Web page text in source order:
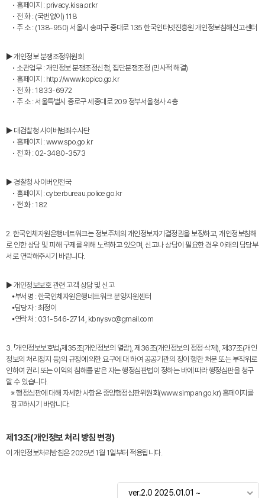
• 홈페이지 : privacy.kisa.or.kr
• 전 화 : (국번없이) 118
• 주 소 : (138-950) 서울시 송파구 중대로 135 한국인터넷진흥원 개인정보침해신고센터
▶ 개인정보 분쟁조정위원회
• 소관업무 : 개인정보 분쟁조정신청, 집단분쟁조정 (민사적 해결)
• 홈페이지 : http://www.kopico.go.kr
• 전 화 : 1833-6972
• 주 소 : 서울특별시 종로구 세종대로 209 정부서울청사 4층
▶ 대검찰청 사이버범죄수사단
• 홈페이지 : www.spo.go.kr
• 전 화 : 02-3480-3573
▶ 경찰청 사이버안전국
• 홈페이지 : cyberbureau.police.go.kr
• 전 화 : 182
2. 한국인체자원은행네트워크는 정보주체의 개인정보자기결정권을 보장하고, 개인정보침해
로 인한 상담 및 피해 구제를 위해 노력하고 있으며, 신고나 상담이 필요한 경우 아래의 담당부
서로 연락해주시기 바랍니다.
▶ 개인정보보호 관련 고객 상담 및 신고
⦁부서명 : 한국인체자원은행네트워크 분양지원센터
⦁담당자 : 최정이
⦁연락처 : 031-546-2714, kbnysvc@gmail.com
3. 「개인정보보호법」제35조(개인정보의 열람), 제36조(개인정보의 정정·삭제), 제37조(개인
정보의 처리정지 등)의 규정에 의한 요구에 대 하여 공공기관의 장이 행한 처분 또는 부작위로
인하여 권리 또는 이익의 침해를 받은 자는 행정심판법이 정하는 바에 따라 행정심판을 청구
할 수 있습니다.
※ 행정심판에 대해 자세한 사항은 중앙행정심판위원회(www.simpan.go.kr) 홈페이지를
참고하시기 바랍니다.
제13조(개인정보 처리 방침 변경)
이 개인정보처리방침은 2025년 1월 1일부터 적용됩니다.
ver.2.0 2025.01.01 ~